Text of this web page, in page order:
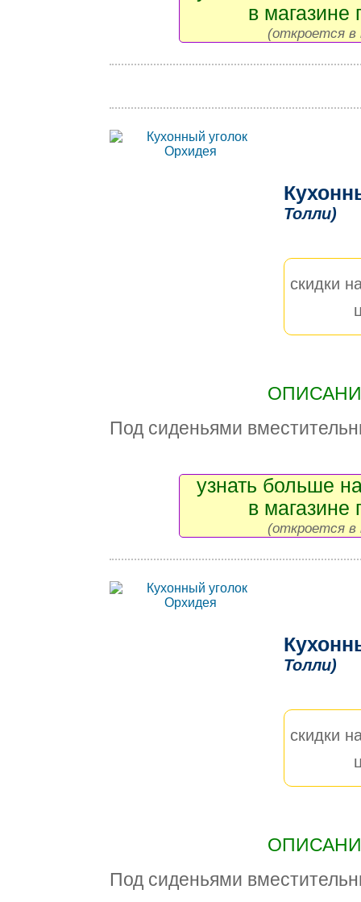
в магазине
(откроется в
Толли)
скидки
Под сиденьями
узнать больше
в магазине
(откроется в
Толли)
скидки
Под сиденьями